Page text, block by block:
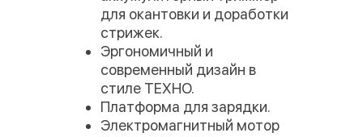
для окантовки и доработки
стрижек.
Эргономичный и
современный дизайн в
стиле ТЕХНО.
Платформа для зарядки.
Электромагнитный мотор